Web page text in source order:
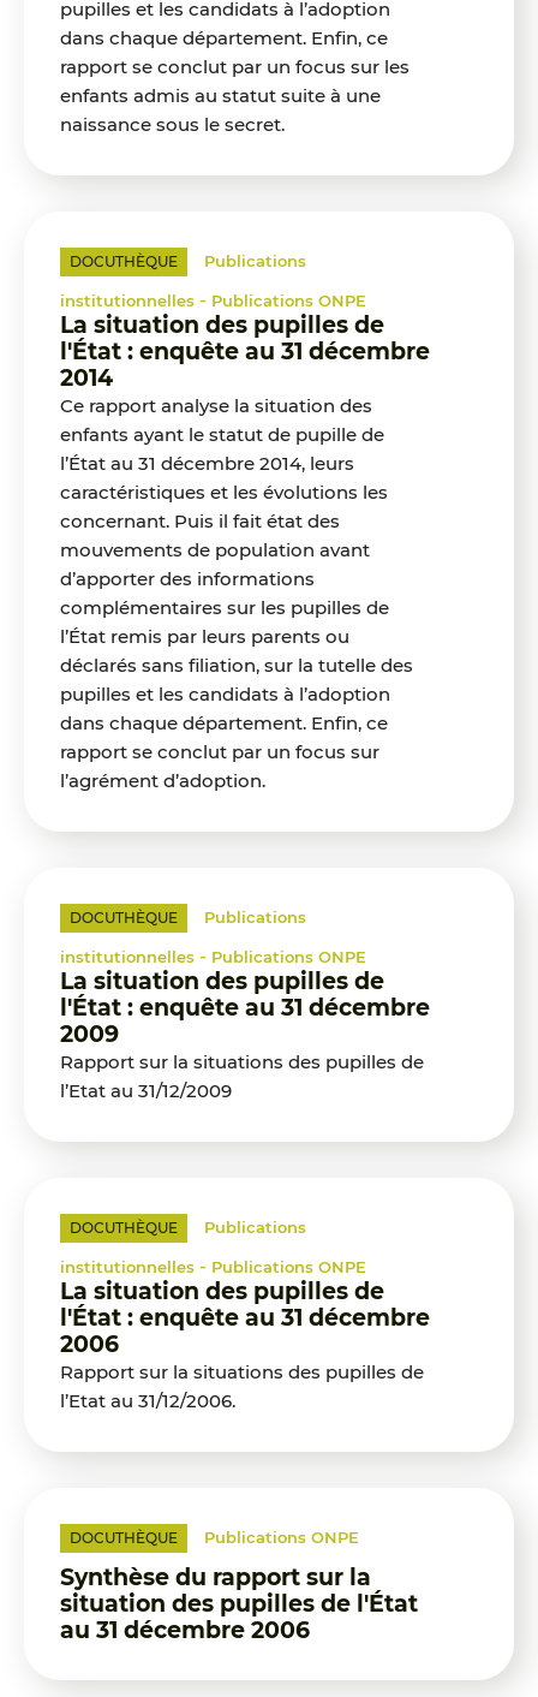
pupilles et les candidats à l’adoption
dans chaque département. Enfin, ce
rapport se conclut par un focus sur les
enfants admis au statut suite à une
naissance sous le secret.
DOCUTHÈQUE Publications
institutionnelles - Publications ONPE
La situation des pupilles de
l'État : enquête au 31 décembre
2014
Ce rapport analyse la situation des
enfants ayant le statut de pupille de
l’État au 31 décembre 2014, leurs
caractéristiques et les évolutions les
concernant. Puis il fait état des
mouvements de population avant
d’apporter des informations
complémentaires sur les pupilles de
l’État remis par leurs parents ou
déclarés sans filiation, sur la tutelle des
pupilles et les candidats à l’adoption
dans chaque département. Enfin, ce
rapport se conclut par un focus sur
l’agrément d’adoption.
DOCUTHÈQUE Publications
institutionnelles - Publications ONPE
La situation des pupilles de
l'État : enquête au 31 décembre
2009
Rapport sur la situations des pupilles de
l’Etat au 31/12/2009
DOCUTHÈQUE Publications
institutionnelles - Publications ONPE
La situation des pupilles de
l'État : enquête au 31 décembre
2006
Rapport sur la situations des pupilles de
l’Etat au 31/12/2006.
DOCUTHÈQUE Publications ONPE
Synthèse du rapport sur la
situation des pupilles de l'État
au 31 décembre 2006